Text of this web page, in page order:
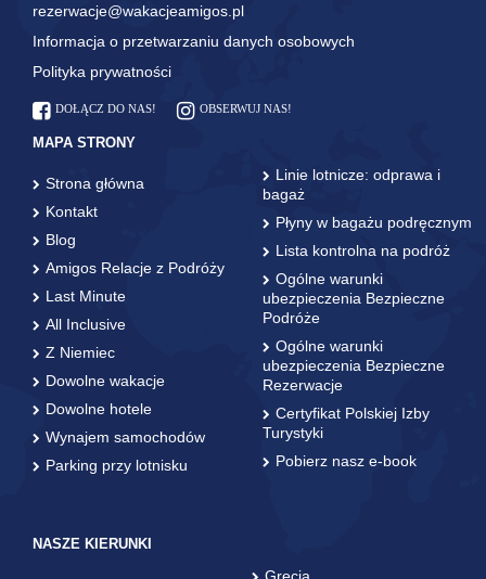
rezerwacje@wakacjeamigos.pl
Informacja o przetwarzaniu danych osobowych
Polityka prywatności
DOŁĄCZ DO NAS! OBSERWUJ NAS!
MAPA STRONY
Strona główna
Kontakt
Blog
Amigos Relacje z Podróży
Last Minute
All Inclusive
Z Niemiec
Dowolne wakacje
Dowolne hotele
Wynajem samochodów
Parking przy lotnisku
Linie lotnicze: odprawa i
bagaż
Płyny w bagażu podręcznym
Lista kontrolna na podróż
Ogólne warunki
ubezpieczenia Bezpieczne
Podróże
Ogólne warunki
ubezpieczenia Bezpieczne
Rezerwacje
Certyfikat Polskiej Izby
Turystyki
Pobierz nasz e-book
NASZE KIERUNKI
Grecja